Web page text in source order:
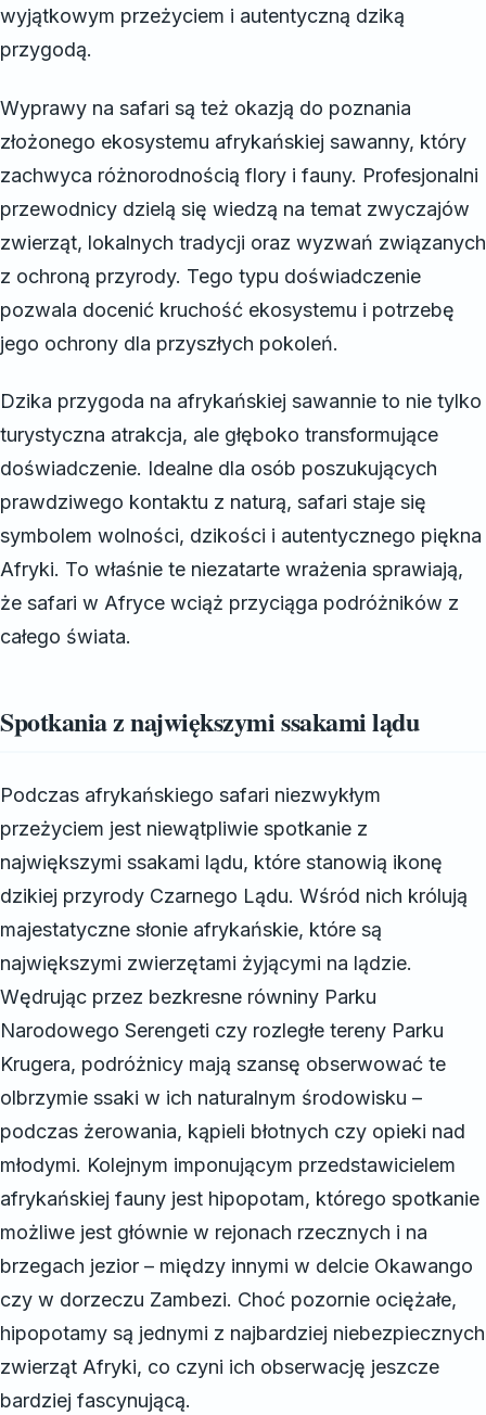
wyjątkowym przeżyciem i autentyczną dziką
przygodą.
Wyprawy na safari są też okazją do poznania
złożonego ekosystemu afrykańskiej sawanny, który
zachwyca różnorodnością flory i fauny. Profesjonalni
przewodnicy dzielą się wiedzą na temat zwyczajów
zwierząt, lokalnych tradycji oraz wyzwań związanych
z ochroną przyrody. Tego typu doświadczenie
pozwala docenić kruchość ekosystemu i potrzebę
jego ochrony dla przyszłych pokoleń.
Dzika przygoda na afrykańskiej sawannie to nie tylko
turystyczna atrakcja, ale głęboko transformujące
doświadczenie. Idealne dla osób poszukujących
prawdziwego kontaktu z naturą, safari staje się
symbolem wolności, dzikości i autentycznego piękna
Afryki. To właśnie te niezatarte wrażenia sprawiają,
że safari w Afryce wciąż przyciąga podróżników z
całego świata.
Spotkania z największymi ssakami lądu
Podczas afrykańskiego safari niezwykłym
przeżyciem jest niewątpliwie spotkanie z
największymi ssakami lądu, które stanowią ikonę
dzikiej przyrody Czarnego Lądu. Wśród nich królują
majestatyczne słonie afrykańskie, które są
największymi zwierzętami żyjącymi na lądzie.
Wędrując przez bezkresne równiny Parku
Narodowego Serengeti czy rozległe tereny Parku
Krugera, podróżnicy mają szansę obserwować te
olbrzymie ssaki w ich naturalnym środowisku –
podczas żerowania, kąpieli błotnych czy opieki nad
młodymi. Kolejnym imponującym przedstawicielem
afrykańskiej fauny jest hipopotam, którego spotkanie
możliwe jest głównie w rejonach rzecznych i na
brzegach jezior – między innymi w delcie Okawango
czy w dorzeczu Zambezi. Choć pozornie ociężałe,
hipopotamy są jednymi z najbardziej niebezpiecznych
zwierząt Afryki, co czyni ich obserwację jeszcze
bardziej fascynującą.